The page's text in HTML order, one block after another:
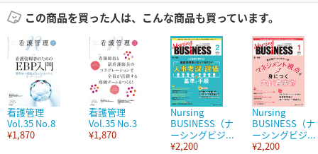
この商品を買った人は、こんな商品も買っています。
看護管理
Vol.35 No.8
¥1,870
看護管理
Vol.35 No.3
¥1,870
Nursing
BUSINESS（ナ
ーシングビジ...
¥2,200
Nursing
BUSINESS（ナ
ーシングビジ...
¥2,200